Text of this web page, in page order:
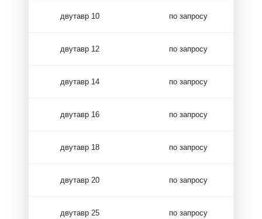
двутавр 10 по запросу
двутавр 12 по запросу
двутавр 14 по запросу
двутавр 16 по запросу
двутавр 18 по запросу
двутавр 20 по запросу
двутавр 25 по запросу